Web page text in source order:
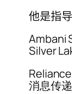
他是指
Ambani
Silver
消息传